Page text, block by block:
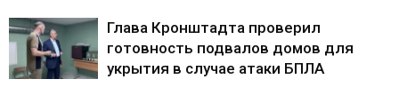
Глава Кронштадта проверил
готовность подвалов домов для
укрытия в случае атаки БПЛА